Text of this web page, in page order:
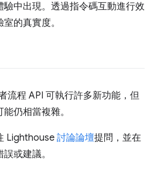
中出現。透過指令碼互動進行效
的真實度。
流程 API 可執行許多新功能，但
仍相當複雜。
Lighthouse 討論論壇提問，並在
或建議。